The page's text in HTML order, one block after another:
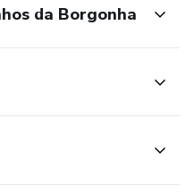
Domine o sistema
de origem e os
da Borgonha